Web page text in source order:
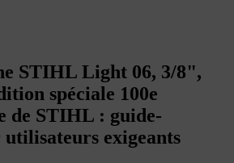
STIHL Light 06, 3/8",
spéciale 100e
de STIHL : guide-
exigeants